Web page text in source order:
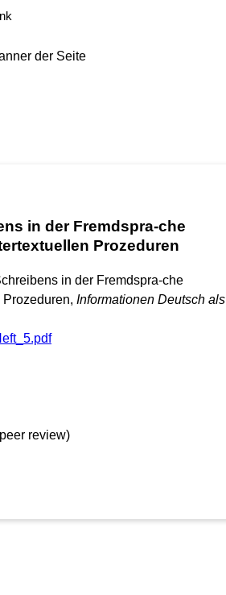
in der Fremdspra-che
Prozeduren
in der Fremdspra-che
Informationen Deutsch als
review)